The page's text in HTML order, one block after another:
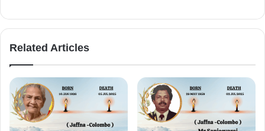
Related Articles